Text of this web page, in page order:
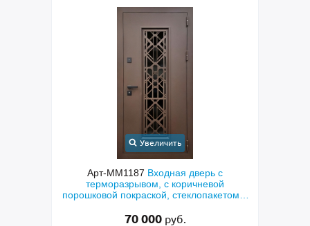
Увеличить
Арт-ММ1384Входная дверь с
металлофиленкой, бугельной ручкой и
порошковым напылением RAL 7021
45 000